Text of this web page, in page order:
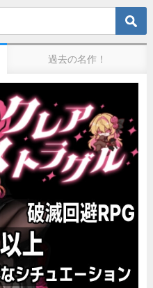
過去の名作！